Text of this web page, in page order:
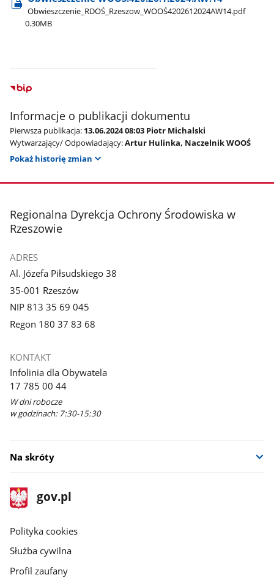
Obwieszczenie​_RDOŚ​_Rzeszow​_WOOŚ4202612024AW14.pdf
0.30MB
Informacje o publikacji dokumentu
Pierwsza publikacja: 13.06.2024 08:03 Piotr Michalski
Wytwarzający/ Odpowiadający:Artur Hulinka, Naczelnik WOOŚ
Pokaż historię zmian
stopka
Regionalna Dyrekcja Ochrony Środowiska w
Rzeszowie
ADRES
Al. Józefa Piłsudskiego 38
35-001 Rzeszów
NIP 813 35 69 045
Regon 180 37 83 68
KONTAKT
Infolinia dla Obywatela
17 785 00 44
W dni robocze
w godzinach: 7:30-15:30
Na skróty
stopka
gov.pl
Strona
gov.pl
gov.pl
Polityka cookies
Służba cywilna
Profil zaufany